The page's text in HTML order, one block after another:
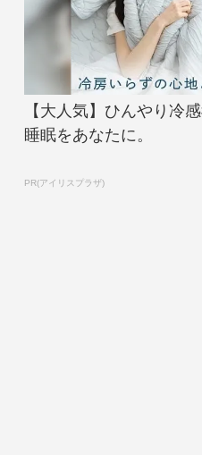
【大人気】ひんやり冷
睡眠をあなたに。
PR(アイリスプラザ)